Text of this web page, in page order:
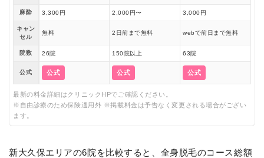
麻酔 3,300円 2,000円〜 3,000円
キャン
セル
無料 2日前まで無料 webで前日まで無料
院数 26院 150院以上 63院
公式 公式 公式 公式
最新の料金詳細はクリニックHPでご確認ください。
※自由診療のため保険適用外 ※掲載料金は予告なく変更される場合がござい
ます。
新大久保エリアの6院を比較すると、全身脱毛のコース総額